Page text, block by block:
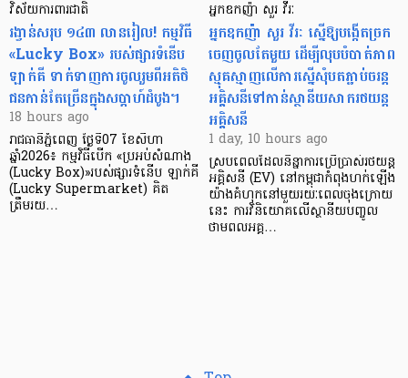
វិស័យការពារជាតិ
រង្វាន់សរុប ១៤៣ លានរៀល! កម្មវិធី
«Lucky Box» របស់ផ្សារទំនើប
ឡាក់គី ទាក់ទាញការចូលរួមពីអតិថិ
ជនកាន់តែច្រើនក្នុងសប្តាហ៍ដំបូង។
18 hours ago
រាជធានីភ្នំពេញ ថ្ងៃទី07 ខែសីហា
ឆ្នាំ2026៖ កម្មវិធីបើក «ប្រអប់សំណាង
(Lucky Box)»របស់ផ្សារទំនើប ឡាក់គី
(Lucky Supermarket) គិត
ត្រឹមរយ…
អ្នកឧកញ៉ា សួរ វីរៈ
អ្នកឧកញ៉ា សួរ វីរៈ ស្នើឱ្យបង្កើតច្រក
ចេញចូលតែមួយ ដើម្បីលុបបំបាត់ភាព
ស្មុគស្មាញលើការស្នើសុំបតភ្ជាប់ចរន្ត
អគ្គិសនីទៅកាន់ស្ថានីយសាករថយន្ត
អគ្គិសនី
1 day, 10 hours ago
ស្របពេលដែលនិន្នាការប្រើប្រាស់រថយន្ត
អគ្គិសនី (EV) នៅកម្ពុជាកំពុងហក់ឡើង
យ៉ាងគំហុកនៅមួយរយៈពេលចុងក្រោយ
នេះ ការវិនិយោគលើស្ថានីយបញ្ចូល
ថាមពលអគ្គ…